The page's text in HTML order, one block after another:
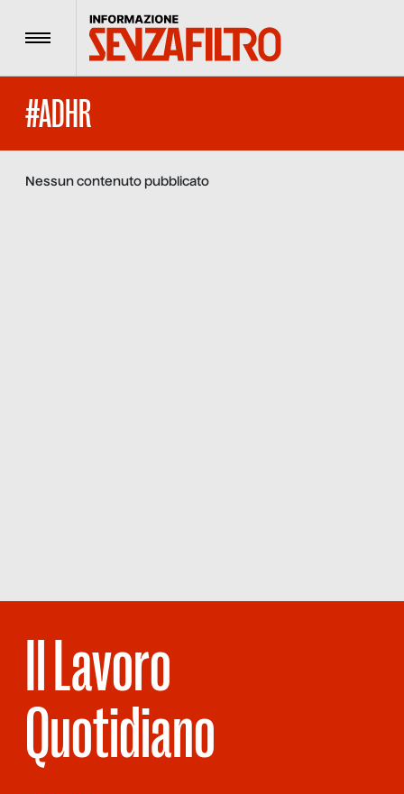
Menu
#ADHR
Nessun contenuto pubblicato
Il Lavoro
Quotidiano